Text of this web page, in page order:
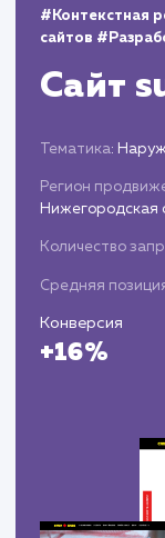
достичь
стали
обработки
новом сайте
показатели
сайт
способствуя
компании.
Вас